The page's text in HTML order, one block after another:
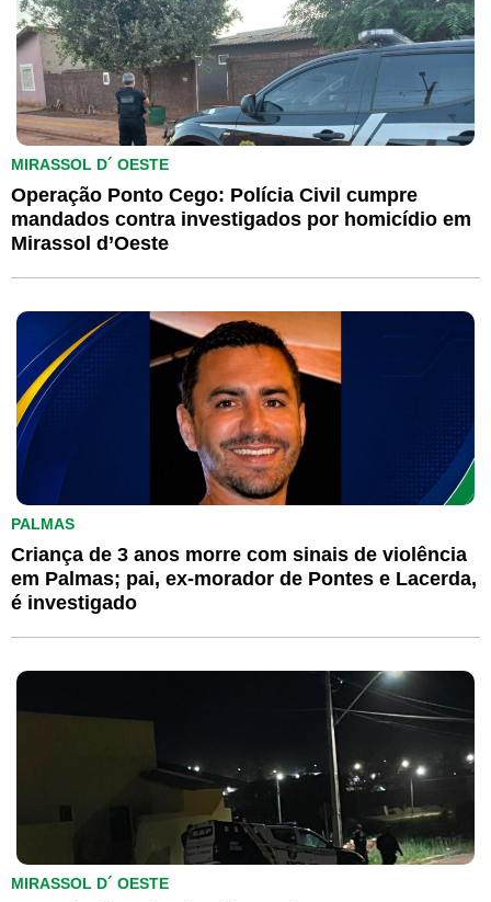
MIRASSOL D´ OESTE
Operação Ponto Cego: Polícia Civil cumpre
mandados contra investigados por homicídio em
Mirassol d’Oeste
PALMAS
Criança de 3 anos morre com sinais de violência
em Palmas; pai, ex-morador de Pontes e Lacerda,
é investigado
MIRASSOL D´ OESTE